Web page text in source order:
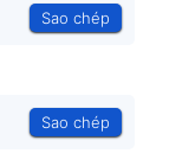
Sao chép
Sao chép